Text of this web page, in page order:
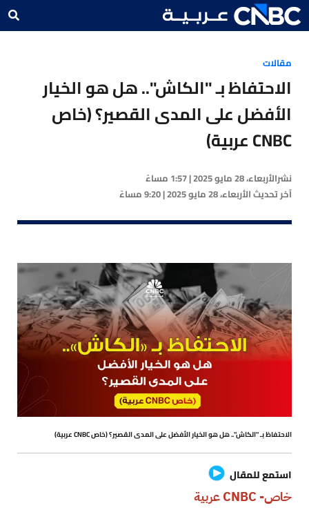
مقالات
الاحتفاظ بـ "الكاش".. هل هو الخيار
الأفضل على المدى القصير؟ (خاص
CNBC عربية)
نشرالأربعاء، 28 مايو 2025 | 1:57 مساءً
آخر تحديثالأربعاء، 28 مايو 2025 | 9:20 مساءً
الاحتفاظ بـ "الكاش".. هل هو الخيار الأفضل على المدى القصير؟ (خاص CNBC عربية)
استمع للمقال
خاص- CNBC عربية